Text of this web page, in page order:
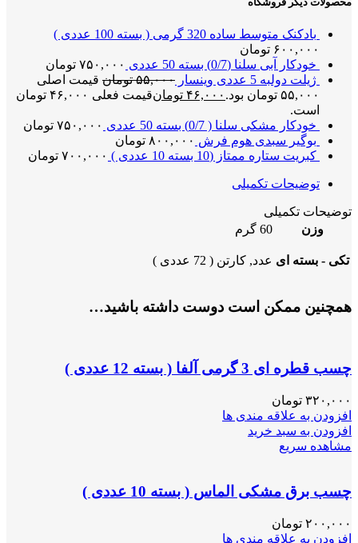
بادکنک متوسط ساده 320 گرمی ( بسته 100 عددی )
۶۰۰,۰۰۰ تومان
خودکار آبی سلنا (0/7) بسته 50 عددی
۷۵۰,۰۰۰ تومان
ژیلت دولبه 5 عددی وینسار
۵۵,۰۰۰ تومان قیمت اصلی
۵۵,۰۰۰ تومان بود.
۴۶,۰۰۰ تومان
قیمت فعلی ۴۶,۰۰۰ تومان
است.
خودکار مشکی سلنا ( 0/7) بسته 50 عددی
۷۵۰,۰۰۰ تومان
بوگیر سبدی هوم فرش ۸۰۰,۰۰۰ تومان
کبریت ستاره ممتاز (10 بسته 10 عددی )
۷۰۰,۰۰۰ تومان
توضیحات تکمیلی
توضیحات تکمیلی
وزن
60 گرم
تکی - بسته ای عدد, کارتن ( 72 عددی )
همچنین ممکن است دوست داشته باشید…
چسب قطره ای 3 گرمی آلفا ( بسته 12 عددی )
۳۲۰,۰۰۰ تومان
افزودن به علاقه مندی ها
افزودن به سبد خرید
مشاهده سریع
چسب برق مشکی الماس ( بسته 10 عددی )
۲۰۰,۰۰۰ تومان
افزودن به علاقه مندی ها